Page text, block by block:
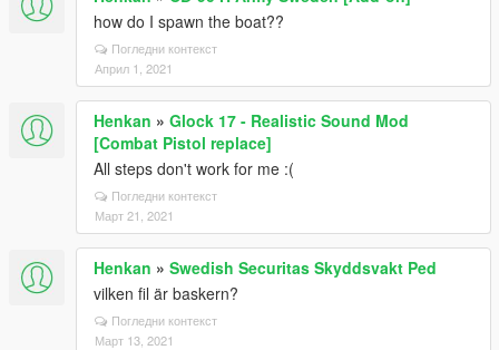
how do I spawn the boat??
Погледни контекст
Април 1, 2021
Henkan » Glock 17 - Realistic Sound Mod
[Combat Pistol replace]
All steps don't work for me :(
Погледни контекст
Март 21, 2021
Henkan » Swedish Securitas Skyddsvakt Ped
vilken fil är baskern?
Погледни контекст
Март 13, 2021